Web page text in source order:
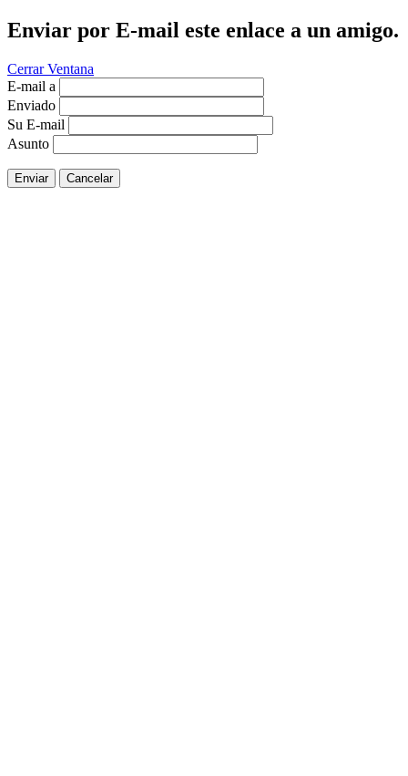
Enviar por E-mail este enlace a un amigo.
Cerrar Ventana
E-mail a
Enviado
Su E-mail
Asunto
Enviar Cancelar